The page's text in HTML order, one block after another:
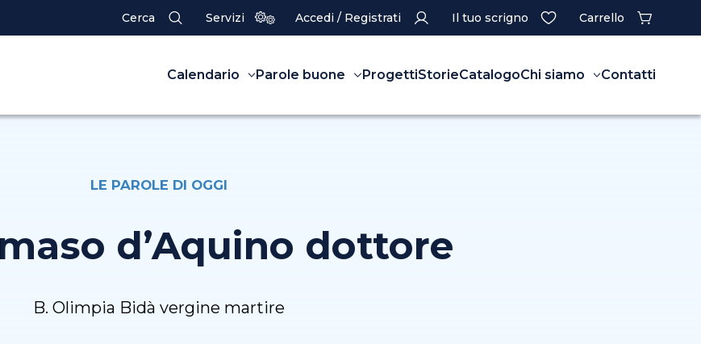
Cerca Servizi Accedi / Registrati Il tuo scrigno Carrello
Calendario Parole buone ProgettiStorieCatalogoChi siamo Contatti
LE PAROLE DI OGGI
d’Aquino dottore
B. Olimpia Bidà vergine martire